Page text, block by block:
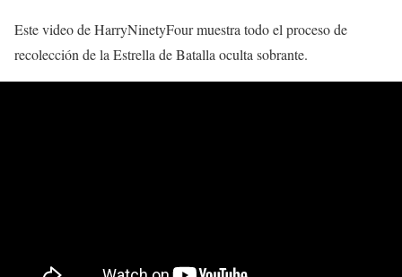
Este video de HarryNinetyFour muestra todo el proceso de
recolección de la Estrella de Batalla oculta sobrante.